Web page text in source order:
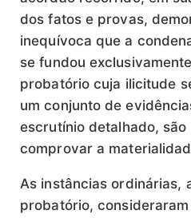
dos fatos e provas,
inequívoca que a
se fundou
probatório cuja ilicitude
um conjunto de
escrutínio detalhado,
comprovar a
As instâncias ordinárias,
probatório,